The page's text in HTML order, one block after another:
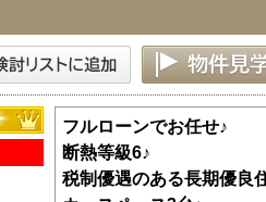
フルローンでお任せ♪
断熱等級6♪
税制優遇のある長期優良